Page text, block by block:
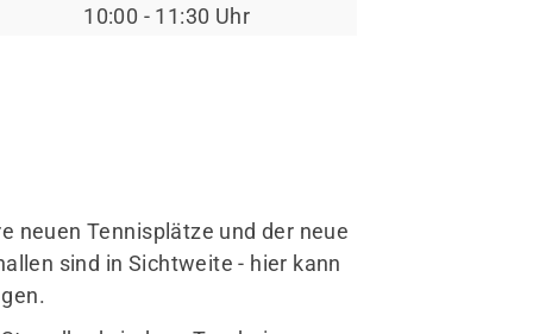
10:00 - 11:30 Uhr
neuen Tennisplätze und der neue
sind in Sichtweite - hier kann